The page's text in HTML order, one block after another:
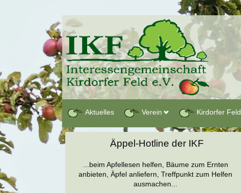
Aktuelles Verein Kirdorfer Feld
Äppel-Hotline der IKF
...beim Apfellesen helfen, Bäume zum Ernten
anbieten, Äpfel anliefern, Treffpunkt zum Helfen
ausmachen...